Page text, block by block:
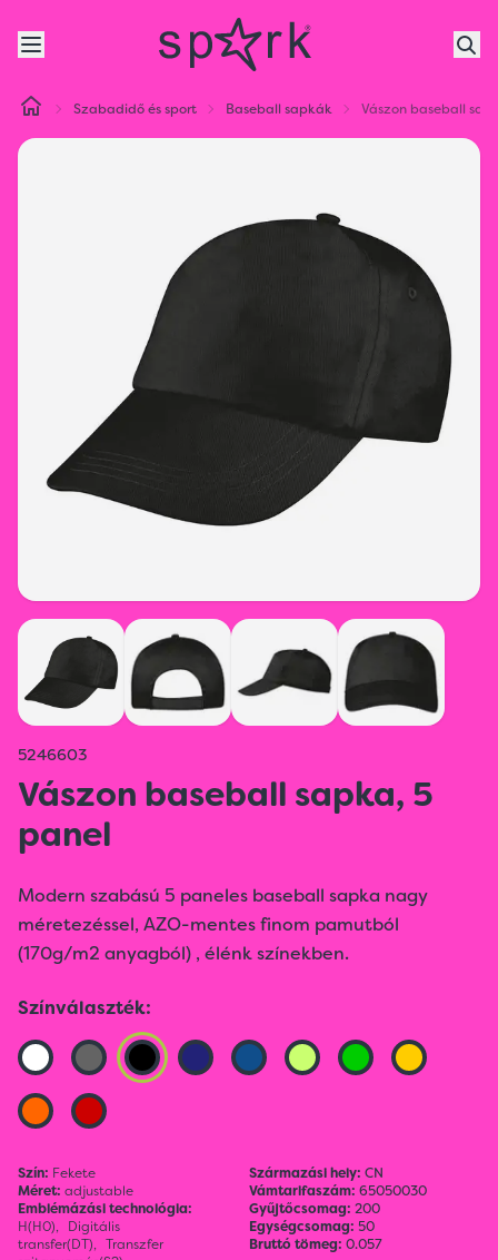
Szabadidő és sport Baseball sapkák Vászon baseball
5246603
Vászon baseball sapka, 5
panel
Modern szabású 5 paneles baseball sapka nagy
méretezéssel, AZO-mentes finom pamutból
(170g/m2 anyagból) , élénk színekben.
Színválaszték:
Szín: Fekete
Méret: adjustable
Emblémázási technológia:
H(H0), Digitális
transfer(DT), Transzfer
Származási hely: CN
Vámtarifaszám: 65050030
Gyűjtőcsomag: 200
Egységcsomag: 50
Bruttó tömeg: 0.057